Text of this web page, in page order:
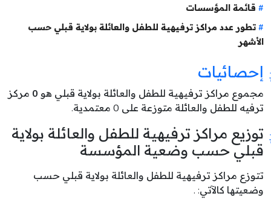
قائمة المؤسسات
تطور عدد مراكز ترفيهية للطفل والعائلة بولاية قبلي حسب
الأشهر
إحصائيات
مجموع مراكز ترفيهية للطفل والعائلة بولاية قبلي هو 0 مركز
ترفيه للطفل والعائلة متوزعة على 0 معتمدية.
توزيع مراكز ترفيهية للطفل والعائلة بولاية
قبلي حسب وضعية المؤسسة
تتوزع مراكز ترفيهية للطفل والعائلة بولاية قبلي حسب
وضعيتها كالآتي: .